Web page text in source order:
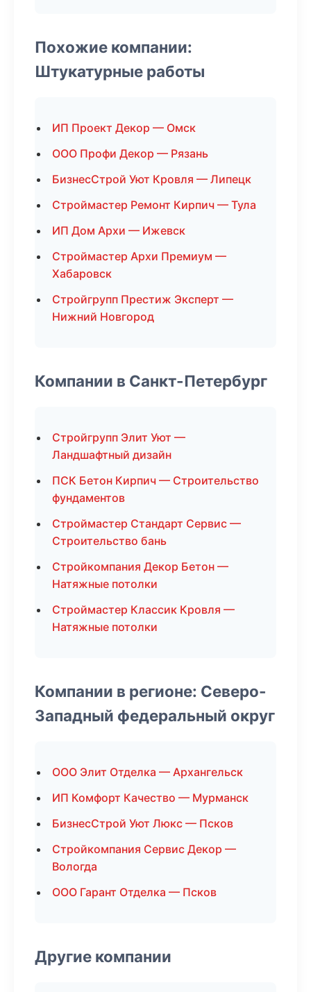
Похожие компании:
Штукатурные работы
ИП Проект Декор — Омск
ООО Профи Декор — Рязань
БизнесСтрой Уют Кровля — Липецк
Строймастер Ремонт Кирпич — Тула
ИП Дом Архи — Ижевск
Строймастер Архи Премиум —
Хабаровск
Стройгрупп Престиж Эксперт —
Нижний Новгород
Компании в Санкт-Петербург
Стройгрупп Элит Уют —
Ландшафтный дизайн
ПСК Бетон Кирпич — Строительство
фундаментов
Строймастер Стандарт Сервис —
Строительство бань
Стройкомпания Декор Бетон —
Натяжные потолки
Строймастер Классик Кровля —
Натяжные потолки
Компании в регионе: Северо-
Западный федеральный округ
ООО Элит Отделка — Архангельск
ИП Комфорт Качество — Мурманск
БизнесСтрой Уют Люкс — Псков
Стройкомпания Сервис Декор —
Вологда
ООО Гарант Отделка — Псков
Другие компании